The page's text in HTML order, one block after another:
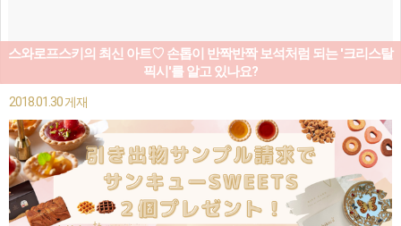
스와로프스키의 최신 아트♡ 손톱이 반짝반짝 보석처럼 되는 '크리스탈
픽시'를 알고 있나요?
2018.01.30 게재